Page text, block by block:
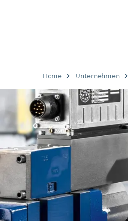
Home Unternehmen